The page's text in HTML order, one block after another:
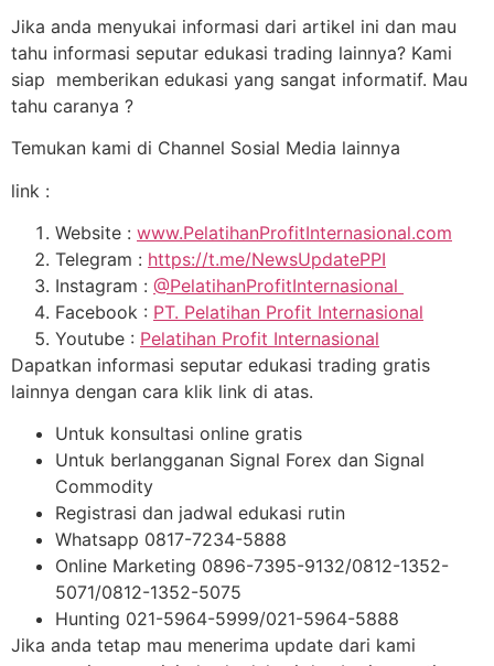
Jika anda menyukai informasi dari artikel ini dan mau
tahu informasi seputar edukasi trading lainnya? Kami
siap memberikan edukasi yang sangat informatif. Mau
tahu caranya ?
Temukan kami di Channel Sosial Media lainnya
link :
Website : www.PelatihanProfitInternasional.com
Telegram : https://t.me/NewsUpdatePPI
Instagram : @PelatihanProfitInternasional
Facebook : PT. Pelatihan Profit Internasional
Youtube : Pelatihan Profit Internasional
Dapatkan informasi seputar edukasi trading gratis
lainnya dengan cara klik link di atas.
Untuk konsultasi online gratis
Untuk berlangganan Signal Forex dan Signal
Commodity
Registrasi dan jadwal edukasi rutin
Whatsapp 0817-7234-5888
Online Marketing 0896-7395-9132/0812-1352-
5071/0812-1352-5075
Hunting 021-5964-5999/021-5964-5888
Jika anda tetap mau menerima update dari kami